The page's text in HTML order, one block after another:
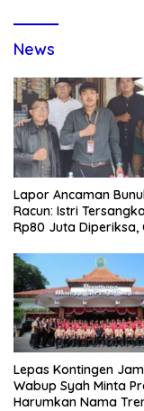
News
Lapor Ancaman
Racun: Istri
Rp80 Juta Diperiksa,
Disdagperin
Lepas Kontingen
Wabup Syah Minta
Harumkan Nama